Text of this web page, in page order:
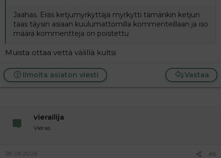
Jaahas. Eräs ketjumyrkyttäjä myrkytti tämänkin ketjun
taas täysin asiaan kuulumattomilla kommenteillaan ja iso
määrä kommentteja on poistettu
Muista ottaa vettä välillä kultsi
Vastaa
Ilmoita asiaton viesti
vierailija
Vieras
28.05.2026 #6